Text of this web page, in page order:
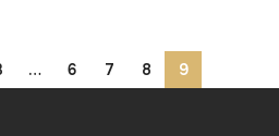
… 6 7 8 9